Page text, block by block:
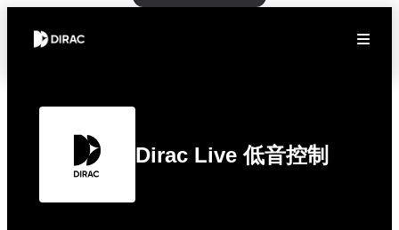
Dirac Live 低音控制